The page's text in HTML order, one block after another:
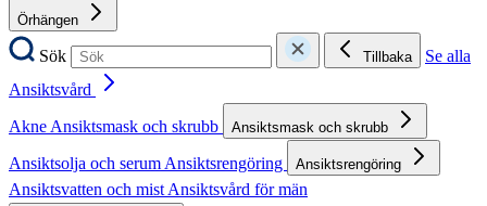
Örhängen
Sök Tillbaka
Se alla
Ansiktsvård
AkneAnsiktsmask och skrubb Ansiktsmask och skrubb
Ansiktsolja och serumAnsiktsrengöring Ansiktsrengöring
Ansiktsvatten och mistAnsiktsvård för män